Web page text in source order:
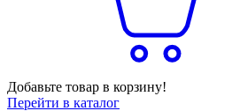
Добавьте товар в корзину!
Перейти в каталог